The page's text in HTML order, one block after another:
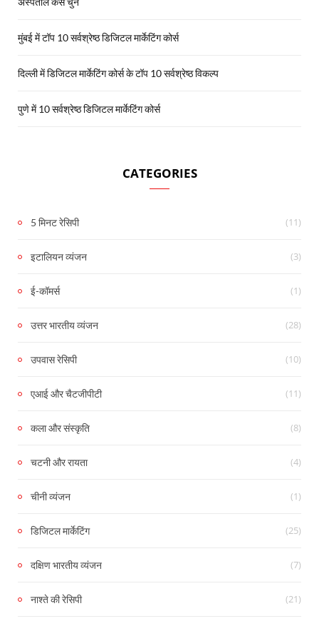
मुंबई में टॉप 10 सर्वश्रेष्ठ डिजिटल मार्केटिंग कोर्स
दिल्ली में डिजिटल मार्केटिंग कोर्स के टॉप 10 सर्वश्रेष्ठ विकल्प
पुणे में 10 सर्वश्रेष्ठ डिजिटल मार्केटिंग कोर्स
CATEGORIES
5 मिनट रेसिपी (11)
इटालियन व्यंजन (3)
ई-कॉमर्स (1)
उत्तर भारतीय व्यंजन (28)
उपवास रेसिपी (10)
एआई और चैटजीपीटी (11)
कला और संस्कृति (8)
चटनी और रायता (4)
चीनी व्यंजन (1)
डिजिटल मार्केटिंग (25)
दक्षिण भारतीय व्यंजन (7)
नाश्ते की रेसिपी (21)